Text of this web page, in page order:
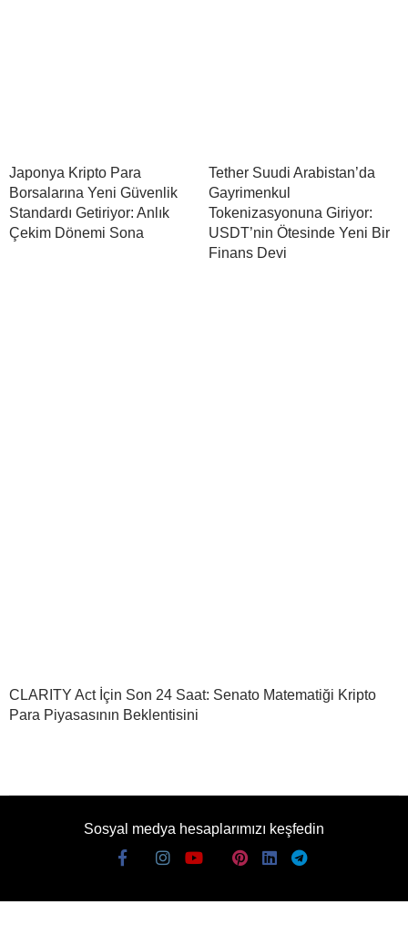
Japonya Kripto Para
Borsalarına Yeni Güvenlik
Standardı Getiriyor: Anlık
Çekim Dönemi Sona
Tether Suudi Arabistan’da
Gayrimenkul
Tokenizasyonuna Giriyor:
USDT’nin Ötesinde Yeni Bir
Finans Devi
CLARITY Act İçin Son 24 Saat: Senato Matematiği Kripto
Para Piyasasının Beklentisini
Sosyal medya hesaplarımızı keşfedin